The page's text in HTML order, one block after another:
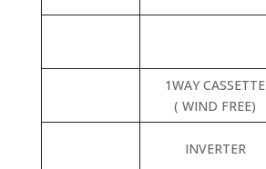
1WAY CASSETTE
( WIND FREE)
INVERTER